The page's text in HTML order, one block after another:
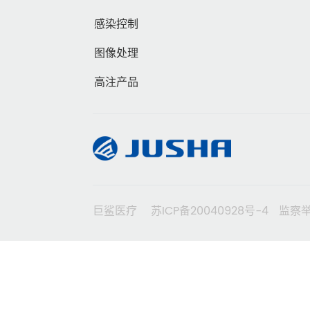
感染控制
图像处理
高注产品
巨鲨医疗 苏ICP备20040928号-4 监察